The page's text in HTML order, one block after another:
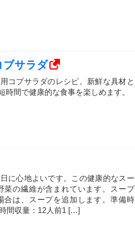
ブサラダ
コブサラダのレシピ。新鮮な具材と
間で健康的な食事を楽しめます。
に心地よいです。この健康的なスー
菜の繊維が含まれています。スープ
合は、スープを追加します。準備時
間収量：12人前1 […]